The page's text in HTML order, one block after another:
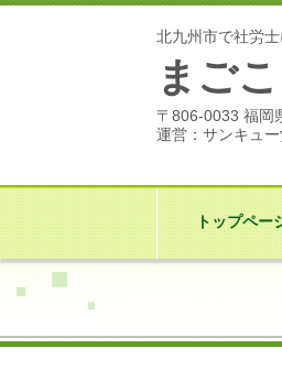
北九州市で社労
まご
〒806-0033 福
運営：サンキュ
トップペー